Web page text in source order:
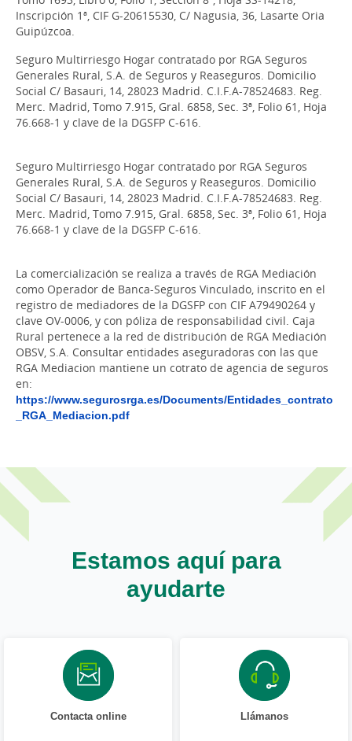
Inscripción 1ª, CIF G-20615530, C/ Nagusia, 36, Lasarte Oria
Guipúzcoa.
Seguro Multirriesgo Hogar contratado por RGA Seguros
Generales Rural, S.A. de Seguros y Reaseguros. Domicilio
Social C/ Basauri, 14, 28023 Madrid. C.I.F.A-78524683. Reg.
Merc. Madrid, Tomo 7.915, Gral. 6858, Sec. 3ª, Folio 61, Hoja
76.668-1 y clave de la DGSFP C-616.
Seguro Multirriesgo Hogar contratado por RGA Seguros
Generales Rural, S.A. de Seguros y Reaseguros. Domicilio
Social C/ Basauri, 14, 28023 Madrid. C.I.F.A-78524683. Reg.
Merc. Madrid, Tomo 7.915, Gral. 6858, Sec. 3ª, Folio 61, Hoja
76.668-1 y clave de la DGSFP C-616.
La comercialización se realiza a través de RGA Mediación
como Operador de Banca-Seguros Vinculado, inscrito en el
registro de mediadores de la DGSFP con CIF A79490264 y
clave OV-0006, y con póliza de responsabilidad civil. Caja
Rural pertenece a la red de distribución de RGA Mediación
OBSV, S.A. Consultar entidades aseguradoras con las que
RGA Mediacion mantiene un cotrato de agencia de seguros
en:
https://www.segurosrga.es/Documents/Entidades_contrato
_RGA_Mediacion.pdf
Estamos aquí para
ayudarte
Contacta online Llámanos